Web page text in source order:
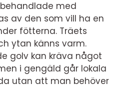
med
av den som vill ha en
fötterna. Träets
ytan känns varm.
golv kan kräva något
i gengäld går lokala
utan att man behöver